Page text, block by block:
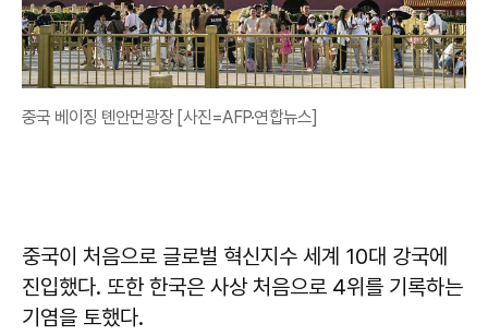
중국 베이징 톈안먼광장 [사진=AFP·연합뉴스]
중국이 처음으로 글로벌 혁신지수 세계 10대 강국에
진입했다. 또한 한국은 사상 처음으로 4위를 기록하는
기염을 토했다.